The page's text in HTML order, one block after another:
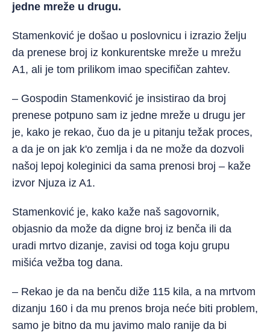
jedne mreže u drugu.
Stamenković je došao u poslovnicu i izrazio želju
da prenese broj iz konkurentske mreže u mrežu
A1, ali je tom prilikom imao specifičan zahtev.
– Gospodin Stamenković je insistirao da broj
prenese potpuno sam iz jedne mreže u drugu jer
je, kako je rekao, čuo da je u pitanju težak proces,
a da je on jak k'o zemlja i da ne može da dozvoli
našoj lepoj koleginici da sama prenosi broj – kaže
izvor Njuza iz A1.
Stamenković je, kako kaže naš sagovornik,
objasnio da može da digne broj iz benča ili da
uradi mrtvo dizanje, zavisi od toga koju grupu
mišića vežba tog dana.
– Rekao je da na benču diže 115 kila, a na mrtvom
dizanju 160 i da mu prenos broja neće biti problem,
samo je bitno da mu javimo malo ranije da bi